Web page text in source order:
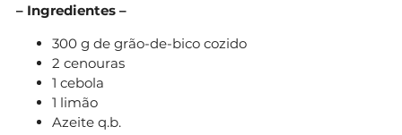
– Ingredientes –
300 g de grão-de-bico cozido
2 cenouras
1 cebola
1 limão
Azeite q.b.